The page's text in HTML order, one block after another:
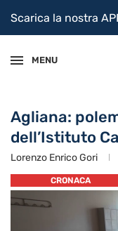
Scarica la nostra
MENU
Agliana:
dell’Istituto
Lorenzo Enrico Gori
CRONACA